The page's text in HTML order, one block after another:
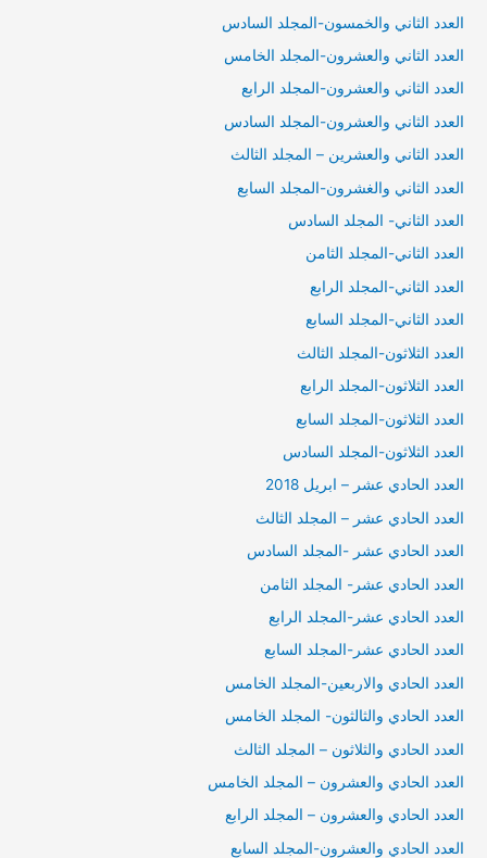
العدد الثاني والخمسون-المجلد السادس
العدد الثاني والعشرون-المجلد الخامس
العدد الثاني والعشرون-المجلد الرابع
العدد الثاني والعشرون-المجلد السادس
العدد الثاني والعشرين – المجلد الثالث
العدد الثاني والغشرون-المجلد السابع
العدد الثاني- المجلد السادس
العدد الثاني-المجلد الثامن
العدد الثاني-المجلد الرابع
العدد الثاني-المجلد السابع
العدد الثلاثون-المجلد الثالث
العدد الثلاثون-المجلد الرابع
العدد الثلاثون-المجلد السابع
العدد الثلاثون-المجلد السادس
العدد الحادي عشر – ابريل 2018
العدد الحادي عشر – المجلد الثالث
العدد الحادي عشر -المجلد السادس
العدد الحادي عشر- المجلد الثامن
العدد الحادي عشر-المجلد الرابع
العدد الحادي عشر-المجلد السابع
العدد الحادي والاربعين-المجلد الخامس
العدد الحادي والثالثون- المجلد الخامس
العدد الحادي والثلاثون – المجلد الثالث
العدد الحادي والعشرون – المجلد الخامس
العدد الحادي والعشرون – المجلد الرابع
العدد الحادي والعشرون-المجلد السابع